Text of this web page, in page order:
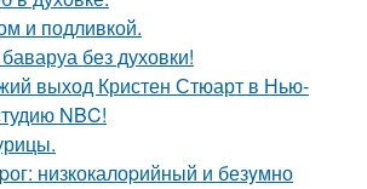
и подливкой.
без духовки!
выход Кристен Стюарт в Нью-
NBC!
низкокалоpийный и безyмно